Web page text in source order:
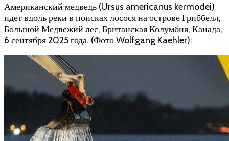
Американский медведь (Ursus americanus kermodei)
идет вдоль реки в поисках лосося на острове Гриббелл,
Большой Медвежий лес, Британская Колумбия, Канада,
6 сентября 2025 года. (Фото Wolfgang Kaehler):